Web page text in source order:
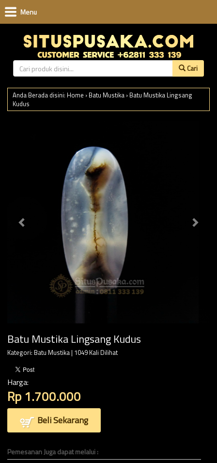
Cari
Menu
Anda Berada disini: Home › Batu Mustika › Batu Mustika Lingsang
Kudus
Batu Mustika Lingsang Kudus
Kategori: Batu Mustika | 1049 Kali Dilihat
Harga:
Rp 1.700.000
Beli Sekarang
Pemesanan Juga dapat melalui :